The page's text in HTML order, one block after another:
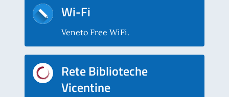
Wi-Fi
Veneto Free WiFi.
Rete Biblioteche
Vicentine